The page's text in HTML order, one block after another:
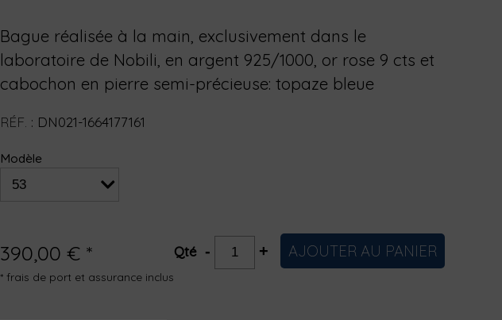
Bague réalisée à la main, exclusivement dans le
laboratoire de Nobili, en argent 925/1000, or rose 9 cts et
cabochon en pierre semi-précieuse: topaze bleue
RÉF. : DN021-1664177161
Modèle
390,00 € * Qté - + AJOUTER AU PANIER
* frais de port et assurance inclus